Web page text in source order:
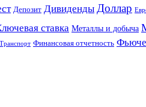
Депозит Дивиденды Доллар
ставка Металлы и добыча
Транспорт Финансовая отчетность